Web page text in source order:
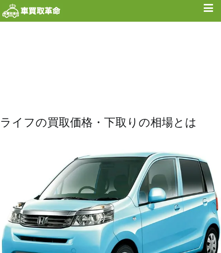
ライフの買取価格・下取りの相場とは